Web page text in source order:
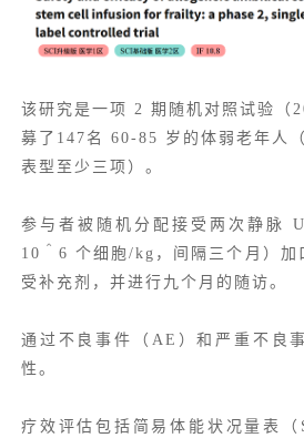
该研究是一项 2 期随机对照试验（
募了147名 60-85 岁的体弱老年人
表型至少三项）。
参与者被随机分配接受两次静脉
10＾6 个细胞/kg，间隔三个月）加
受补充剂，并进行九个月的随访。
通过不良事件（AE）和严重不良
性。
疗效评估包括简易体能状况量表（